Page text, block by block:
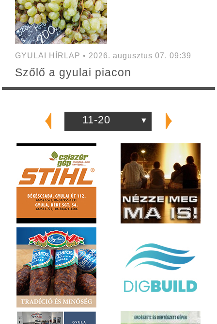
GYULAI HÍRLAP • 2026. augusztus 07. 09:39
Szőlő a gyulai piacon
11-20